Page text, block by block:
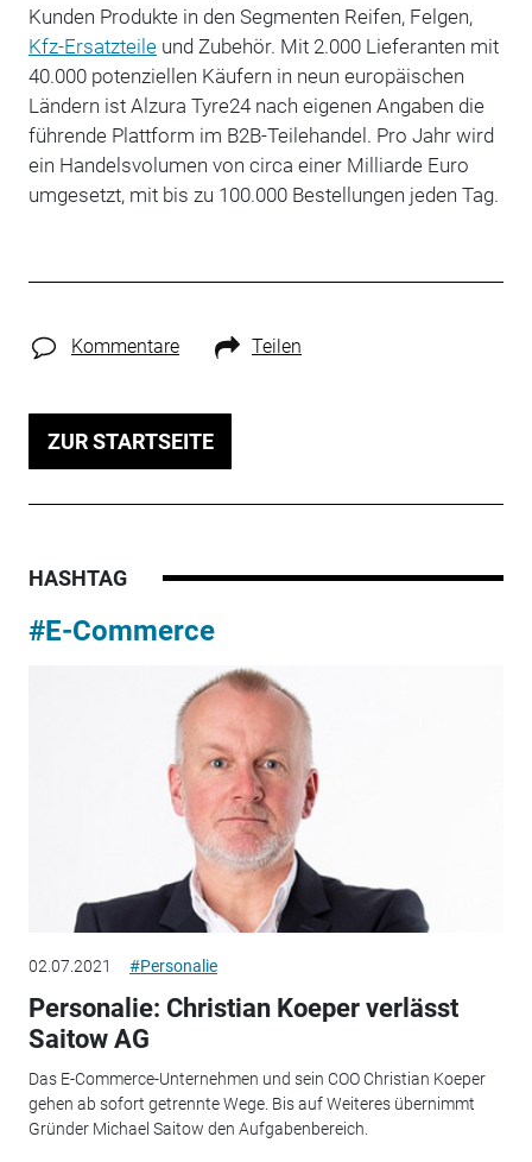
Kunden Produkte in den Segmenten Reifen, Felgen,
Kfz-Ersatzteileund Zubehör. Mit 2.000 Lieferanten mit
40.000 potenziellen Käufern in neun europäischen
Ländern ist Alzura Tyre24 nach eigenen Angaben die
führende Plattform im B2B-Teilehandel. Pro Jahr wird
ein Handelsvolumen von circa einer Milliarde Euro
umgesetzt, mit bis zu 100.000 Bestellungen jeden Tag.
Kommentare Teilen
ZUR STARTSEITE
HASHTAG
#E-Commerce
02.07.2021 #Personalie
Personalie: Christian Koeper verlässt
Saitow AG
Das E-Commerce-Unternehmen und sein COO Christian Koeper
gehen ab sofort getrennte Wege. Bis auf Weiteres übernimmt
Gründer Michael Saitow den Aufgabenbereich.